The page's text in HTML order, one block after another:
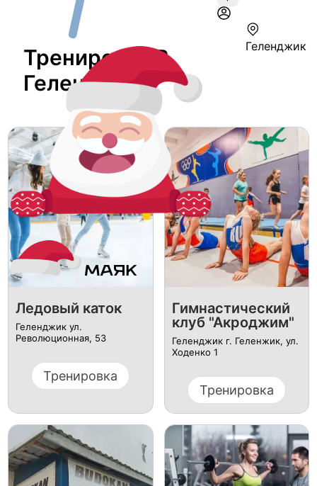
Геленджик
Тренировка В
Геленджике
Ледовый каток
Геленджик ул.
Революционная, 53
Тренировка
Гимнастический
клуб "Акроджим"
Геленджик г. Геленжик, ул.
Ходенко 1
Тренировка